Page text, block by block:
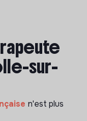
sur-
n'est plus